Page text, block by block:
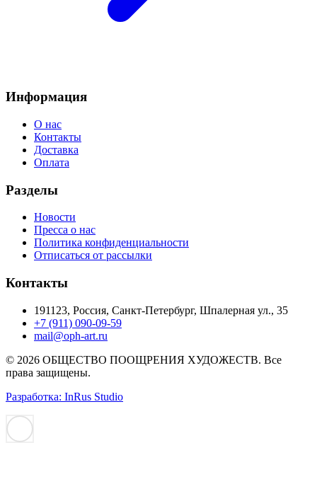
Информация
О нас
Контакты
Доставка
Оплата
Разделы
Новости
Пресса о нас
Политика конфиденциальности
Отписаться от рассылки
Контакты
191123, Россия, Санкт-Петербург, Шпалерная ул., 35
+7 (911) 090-09-59
mail@oph-art.ru
© 2026 ОБЩЕСТВО ПООЩРЕНИЯ ХУДОЖЕСТВ. Все
права защищены.
Разработка: InRus Studio